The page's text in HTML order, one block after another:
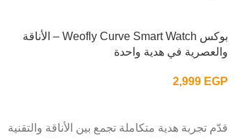
بوكس Weofly Curve Smart Watch – الأناقة
والعصرية في هدية واحدة
2,999 EGP
قدّم تجربة هدية متكاملة تجمع بين الأناقة والتقنية